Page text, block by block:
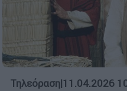
Τηλεόραση|11.04.2026